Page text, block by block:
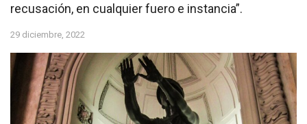
recusación, en cualquier fuero e instancia”.
29 diciembre, 2022